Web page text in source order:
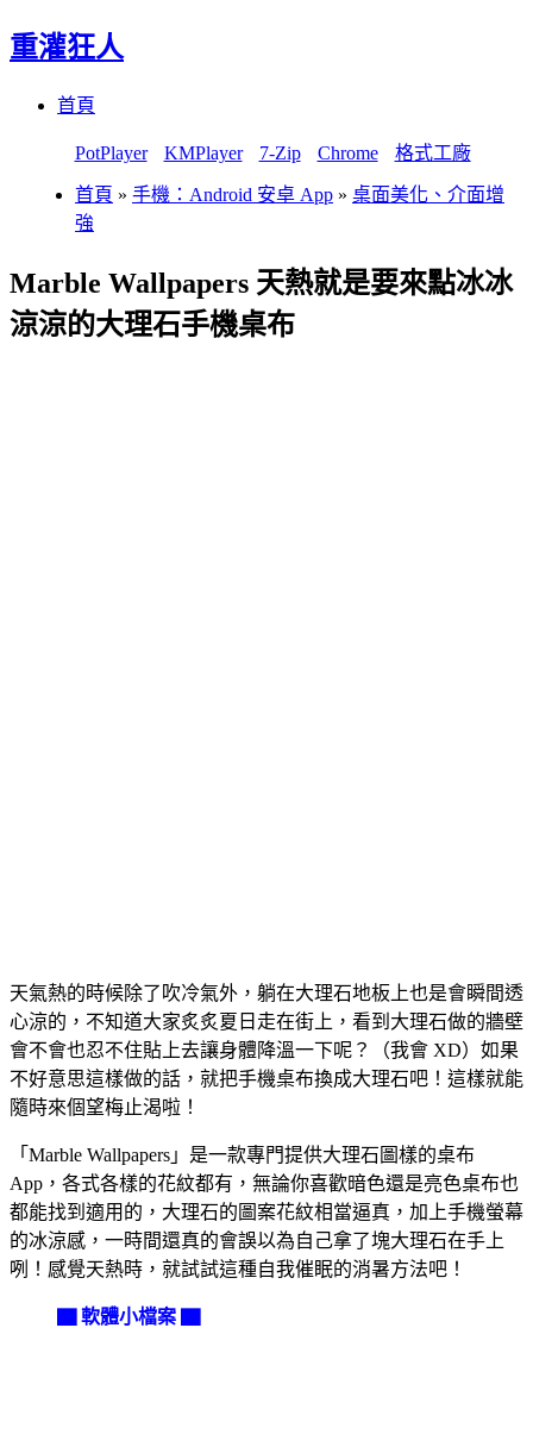
重灌狂人
首頁
PotPlayer KMPlayer 7-Zip Chrome 格式工廠
首頁 » 手機：Android 安卓 App » 桌面美化、介面增
強
Marble Wallpapers 天熱就是要來點冰冰
涼涼的大理石手機桌布
天氣熱的時候除了吹冷氣外，躺在大理石地板上也是會瞬間透
心涼的，不知道大家炙炙夏日走在街上，看到大理石做的牆壁
會不會也忍不住貼上去讓身體降溫一下呢？（我會 XD）如果
不好意思這樣做的話，就把手機桌布換成大理石吧！這樣就能
隨時來個望梅止渴啦！
「Marble Wallpapers」是一款專門提供大理石圖樣的桌布
App，各式各樣的花紋都有，無論你喜歡暗色還是亮色桌布也
都能找到適用的，大理石的圖案花紋相當逼真，加上手機螢幕
的冰涼感，一時間還真的會誤以為自己拿了塊大理石在手上
咧！感覺天熱時，就試試這種自我催眠的消暑方法吧！
▇ 軟體小檔案 ▇